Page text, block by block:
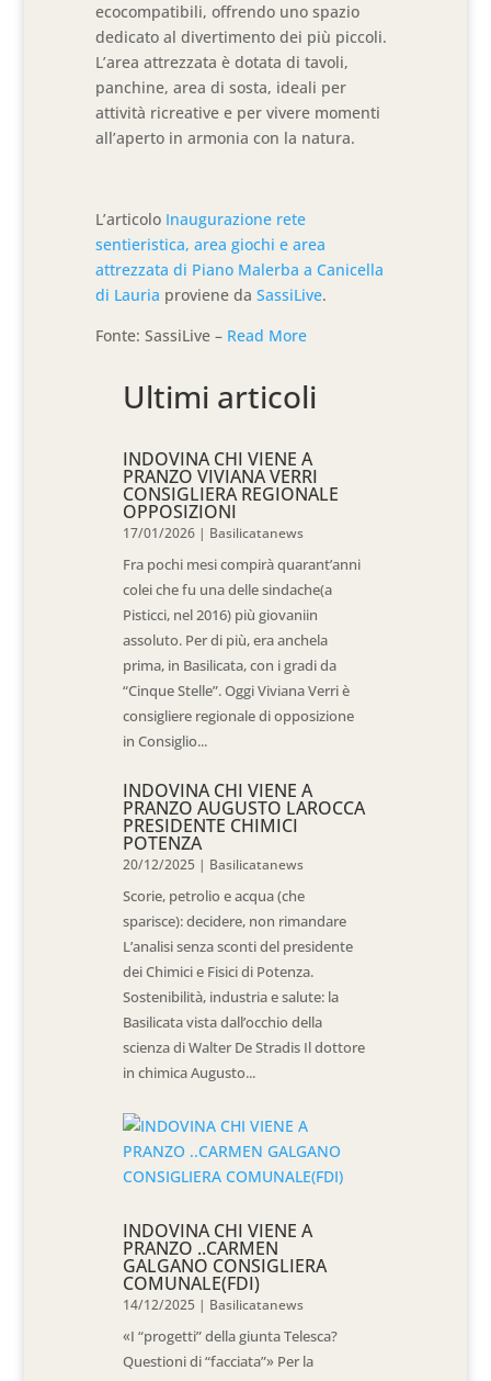
ecocompatibili, offrendo uno spazio
dedicato al divertimento dei più piccoli.
L’area attrezzata è dotata di tavoli,
panchine, area di sosta, ideali per
attività ricreative e per vivere momenti
all’aperto in armonia con la natura.
L’articolo Inaugurazione rete
sentieristica, area giochi e area
attrezzata di Piano Malerba a Canicella
di Lauria proviene daSassiLive.
Fonte: SassiLive – Read More
Ultimi articoli
INDOVINA CHI VIENE A
PRANZO VIVIANA VERRI
CONSIGLIERA REGIONALE
OPPOSIZIONI
17/01/2026 | Basilicatanews
Fra pochi mesi compirà quarant’anni
colei che fu una delle sindache(a
Pisticci, nel 2016) più giovaniin
assoluto. Per di più, era anchela
prima, in Basilicata, con i gradi da
“Cinque Stelle”. Oggi Viviana Verri è
consigliere regionale di opposizione
in Consiglio...
INDOVINA CHI VIENE A
PRANZO AUGUSTO LAROCCA
PRESIDENTE CHIMICI
POTENZA
20/12/2025 | Basilicatanews
Scorie, petrolio e acqua (che
sparisce): decidere, non rimandare
L’analisi senza sconti del presidente
dei Chimici e Fisici di Potenza.
Sostenibilità, industria e salute: la
Basilicata vista dall’occhio della
scienza di Walter De Stradis Il dottore
in chimica Augusto...
INDOVINA CHI VIENE A
PRANZO ..CARMEN
GALGANO CONSIGLIERA
COMUNALE(FDI)
14/12/2025 | Basilicatanews
«I “progetti” della giunta Telesca?
Questioni di “facciata”» Per la